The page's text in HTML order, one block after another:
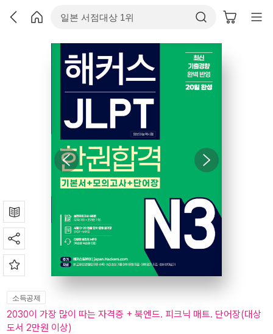
소득공제
2030이 가장 많이 따는 자격증 + 북엔드. 피크닉 매트. 단어장(대상
도서 2만원 이상)